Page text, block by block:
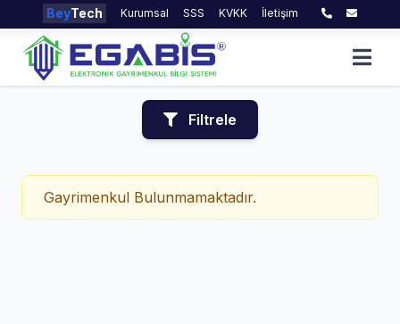
BeyTech Kurumsal SSS KVKK İletişim
Filtrele
Gayrimenkul Bulunmamaktadır.